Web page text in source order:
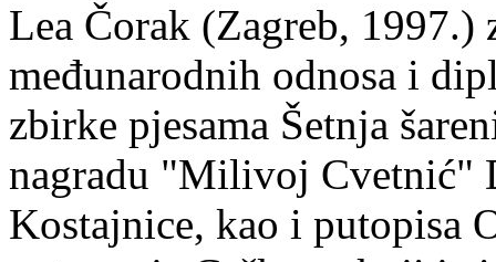
Lea Čorak (Zagreb,
međunarodnih odnosa i
zbirke pjesama Šetnja
nagradu "Milivoj Cvetnić"
Kostajnice, kao i putopisa